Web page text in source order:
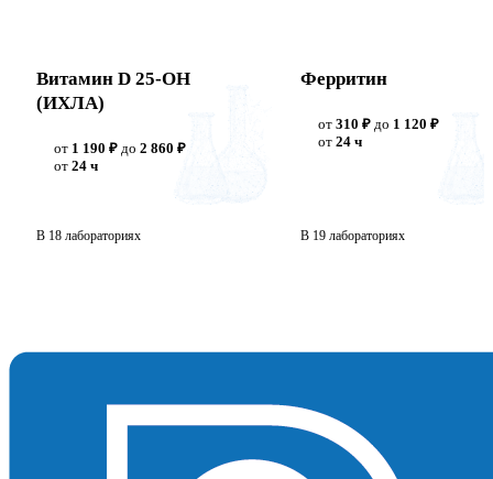
Витамин D 25-ОН
(ИХЛА)
от 1 190 ₽ до 2 860 ₽
от 24 ч
В 18 лабораториях
Ферритин
от 310 ₽ до 1 120 ₽
от 24 ч
В 19 лабораториях